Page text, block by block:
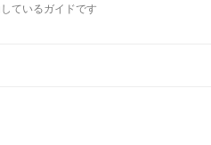
ているガイドです